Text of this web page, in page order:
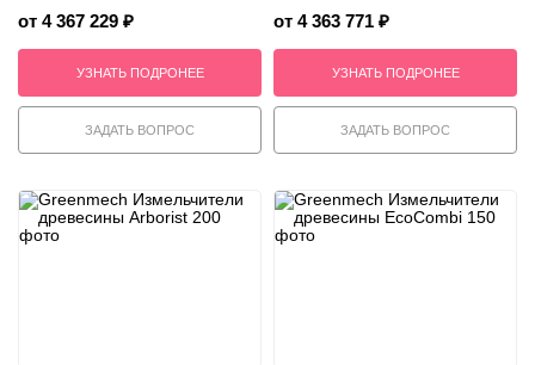
от 4 367 229 ₽
УЗНАТЬ ПОДРОНЕЕ
ЗАДАТЬ ВОПРОС
от 4 363 771 ₽
УЗНАТЬ ПОДРОНЕЕ
ЗАДАТЬ ВОПРОС